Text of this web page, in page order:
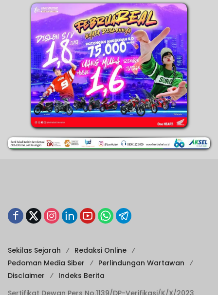
Sekilas Sejarah
Redaksi Online
Pedoman Media Siber
Perlindungan Wartawan
Disclaimer
Indeks Berita